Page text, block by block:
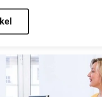
Gehstrecken kaum
nur wenige
Vielversprechende
pAVK-
randomisierte Studie